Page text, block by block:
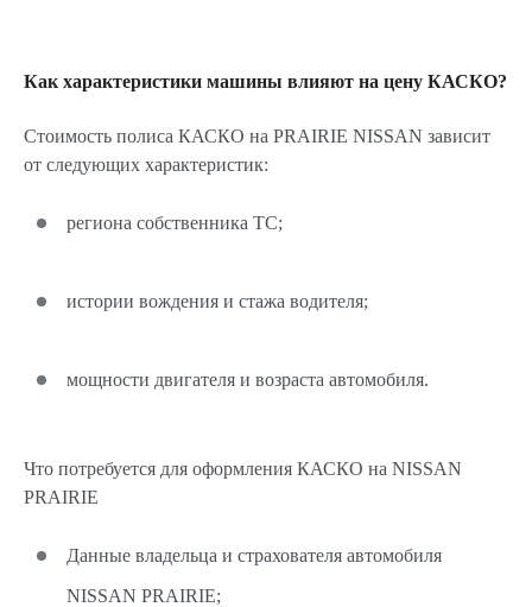
Как характеристики машины влияют на цену КАСКО?
Стоимость полиса КАСКО на PRAIRIE NISSAN зависит
от следующих характеристик:
региона собственника ТС;
истории вождения и стажа водителя;
мощности двигателя и возраста автомобиля.
Что потребуется для оформления КАСКО на NISSAN
PRAIRIE
Данные владельца и страхователя автомобиля
NISSAN PRAIRIE;